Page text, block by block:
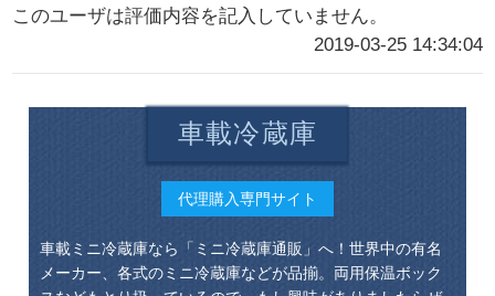
このユーザは評価内容を記入していません。
2019-03-25 14:34:04
車載冷蔵庫
代理購入専門サイト
車載ミニ冷蔵庫なら「ミニ冷蔵庫通販」へ！世界中の有名
メーカー、各式のミニ冷蔵庫などが品揃。両用保温ボック